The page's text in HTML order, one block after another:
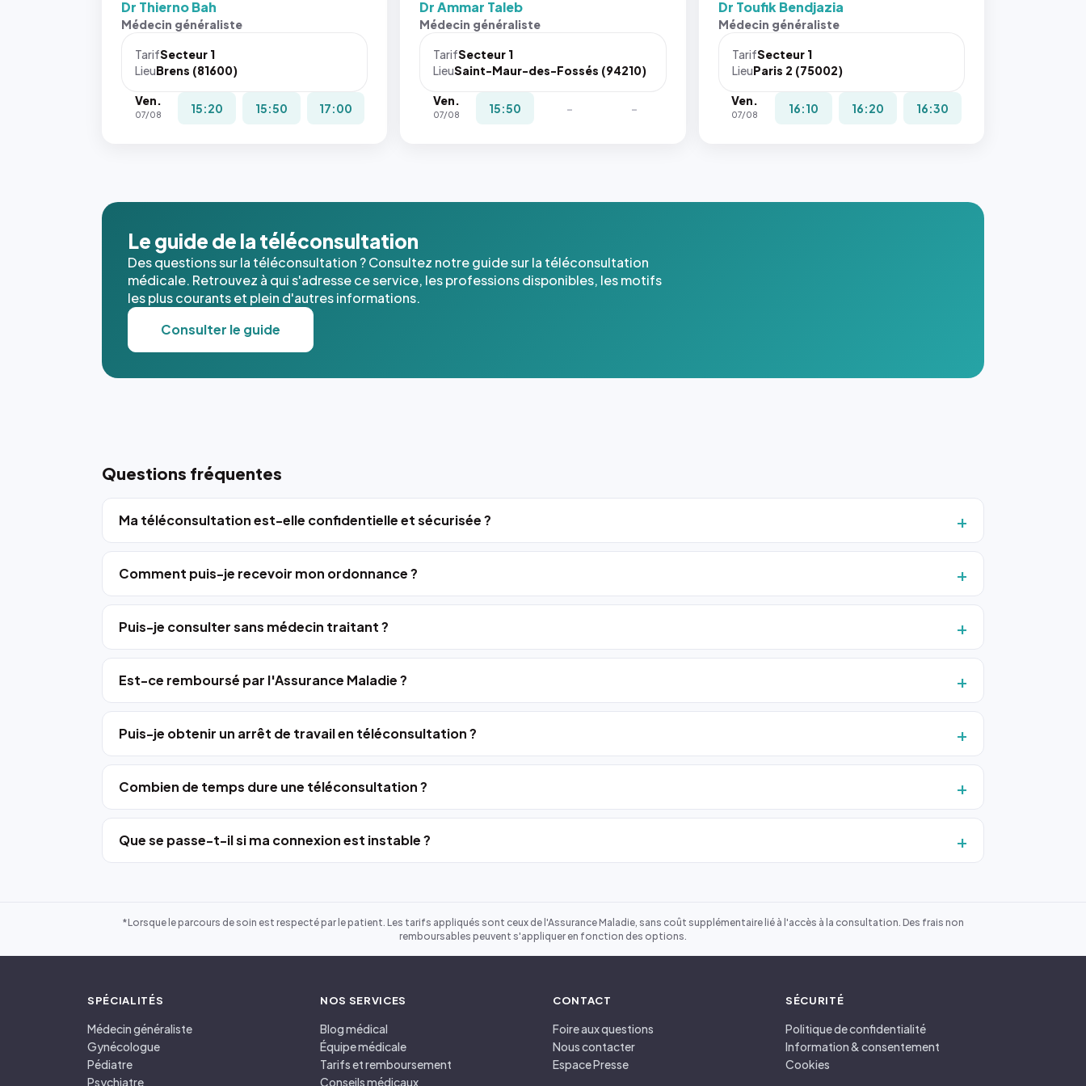
Sans ces
navigateur
pas la
place, et
l'annuaire
dans ce
cas. #}
Dr Thierno Bah
Médecin généraliste
TarifSecteur 1
LieuBrens (81600)
Ven.
07/08 15:20 15:50 17:00
Sans ces
navigateur
pas la
place, et
cas. #}
Dr Ammar Taleb
Médecin généraliste
TarifSecteur 1
LieuSaint-Maur-des-Fossés (94210)
Ven.
07/08 15:50 - -
Sans ces
navigateur
pas la
place, et
Dr Toufik Bendjazia
Médecin généraliste
TarifSecteur 1
LieuParis 2 (75002)
Ven.
07/08 16:10 16:20 16:30
Le guide de la téléconsultation
Des questions sur la téléconsultation ? Consultez notre guide sur la téléconsultation
médicale. Retrouvez à qui s'adresse ce service, les professions disponibles, les motifs
les plus courants et plein d'autres informations.
Consulter le guide
Questions fréquentes
Ma téléconsultation est-elle confidentielle et sécurisée ?
Comment puis-je recevoir mon ordonnance ?
Puis-je consulter sans médecin traitant ?
Est-ce remboursé par l'Assurance Maladie ?
Puis-je obtenir un arrêt de travail en téléconsultation ?
Combien de temps dure une téléconsultation ?
Que se passe-t-il si ma connexion est instable ?
*Lorsque le parcours de soin est respecté par le patient. Les tarifs appliqués sont ceux de l'Assurance Maladie, sans coût supplémentaire lié à l'accès à la consultation. Des frais non
remboursables peuvent s'appliquer en fonction des options.
SPÉCIALITÉS
Médecin généraliste
Gynécologue
Pédiatre
Psychiatre
NOS SERVICES
Blog médical
Équipe médicale
Tarifs et remboursement
Conseils médicaux
CONTACT
Foire aux questions
Nous contacter
Espace Presse
SÉCURITÉ
Politique de confidentialité
Information & consentement
Cookies